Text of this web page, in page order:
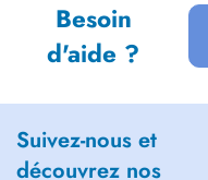
Besoin
d'aide ?
Suivez-nous et
découvrez nos